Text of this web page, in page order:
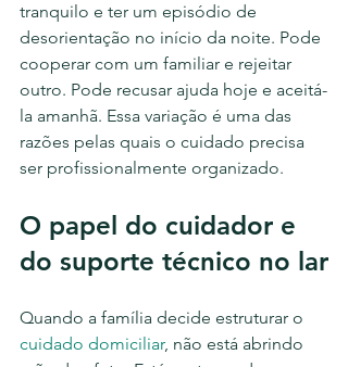
tranquilo e ter um episódio de
desorientação no início da noite. Pode
cooperar com um familiar e rejeitar
outro. Pode recusar ajuda hoje e aceitá-
la amanhã. Essa variação é uma das
razões pelas quais o cuidado precisa
ser profissionalmente organizado.
O papel do cuidador e
do suporte técnico no lar
Quando a família decide estruturar o
cuidado domiciliar, não está abrindo